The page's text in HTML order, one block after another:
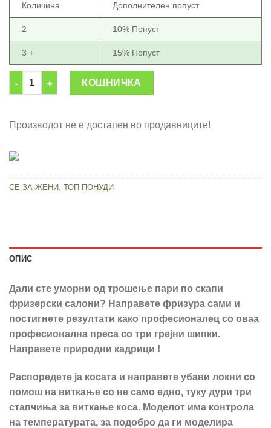
Количина Дополнителен попуст
2 10% Попуст
3 + 15% Попуст
Професионална преса со три грејни шипки количина
КОШНИЧКА
Производот не е достапен во продавниците!
СЕ ЗА ЖЕНИ ТОП ПОНУДИ
ОПИС
Дали сте уморни од трошење пари по скапи
фризерски салони? Направете фризура сами и
постигнете резултати како професионалец со оваа
професионална преса со три грејни шипки.
Направете природни кадрици !
Распоредете ја косата и направете убави локни со
помош на виткање со не само едно, туку дури три
стапчиња за виткање коса. Моделот има контрола
на температурата, за подобро да ги моделира